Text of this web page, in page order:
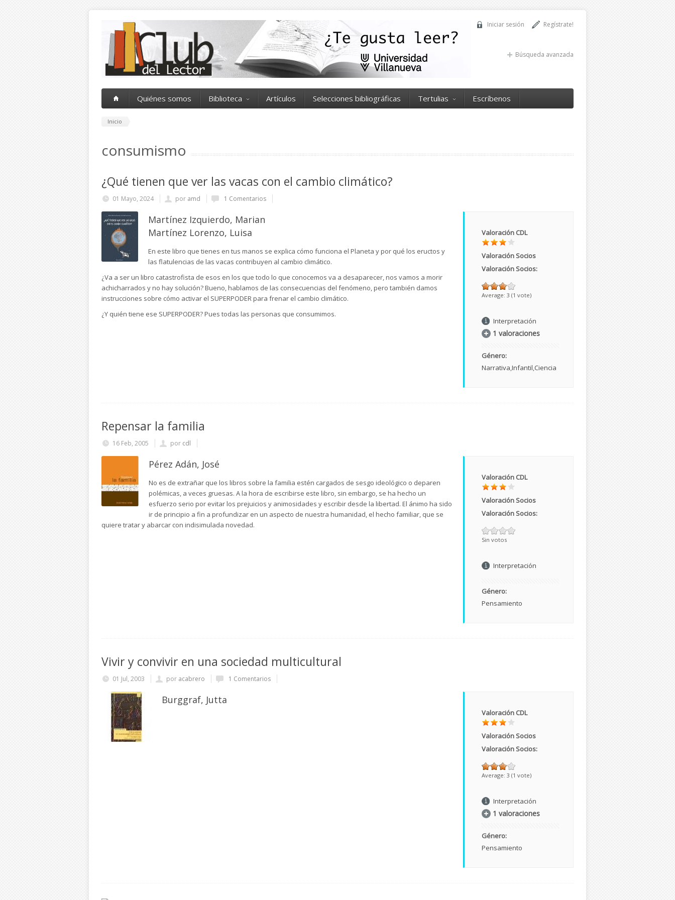
Regístrate!
Iniciar sesión
Búsqueda avanzada
Quiénes somos Biblioteca Artículos Selecciones bibliográficas Tertulias Escríbenos
Inicio
consumismo
¿Qué tienen que ver las vacas con el cambio climático?
01 Mayo, 2024 por amd 1 Comentarios
Martínez Izquierdo, Marian
Martínez Lorenzo, Luisa
En este libro que tienes en tus manos se explica cómo funciona el Planeta y por qué los eructos y
las flatulencias de las vacas contribuyen al cambio climático.
¿Va a ser un libro catastrofista de esos en los que todo lo que conocemos va a desaparecer, nos vamos a morir
achicharrados y no hay solución? Bueno, hablamos de las consecuencias del fenómeno, pero también damos
instrucciones sobre cómo activar el SUPERPODER para frenar el cambio climático.
¿Y quién tiene ese SUPERPODER? Pues todas las personas que consumimos.
Valoración CDL
Valoración Socios
Valoración Socios:
Average: 3 (1 vote)
Interpretación
1 valoraciones
Género:
Narrativa Infantil Ciencia
Repensar la familia
16 Feb, 2005 por cdl
Pérez Adán, José
No es de extrañar que los libros sobre la familia estén cargados de sesgo ideológico o deparen
polémicas, a veces gruesas. A la hora de escribirse este libro, sin embargo, se ha hecho un
esfuerzo serio por evitar los prejuicios y animosidades y escribir desde la libertad. El ánimo ha sido
ir de principio a fin a profundizar en un aspecto de nuestra humanidad, el hecho familiar, que se
quiere tratar y abarcar con indisimulada novedad.
Valoración CDL
Valoración Socios
Valoración Socios:
Sin votos
Interpretación
Género:
Pensamiento
Vivir y convivir en una sociedad multicultural
01 Jul, 2003 por acabrero 1 Comentarios
Burggraf, Jutta
Valoración CDL
Valoración Socios
Valoración Socios:
Average: 3 (1 vote)
Interpretación
1 valoraciones
Género:
Pensamiento